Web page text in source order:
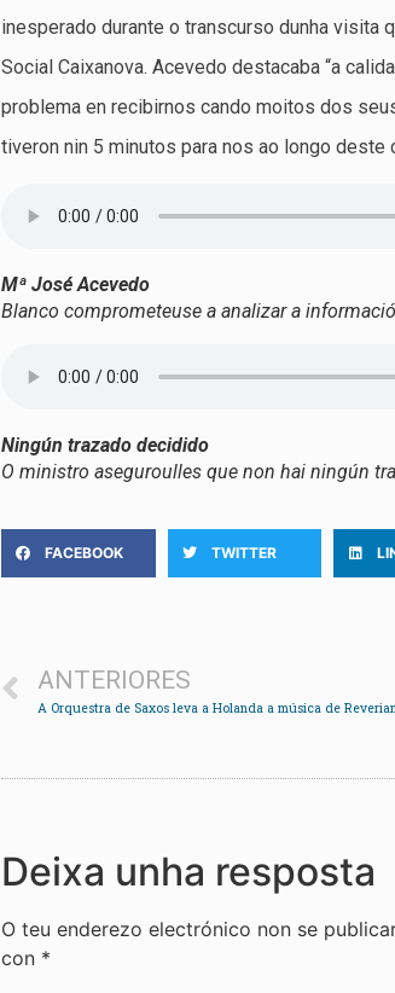
inesperado durante o transcurso dunha visita
Social Caixanova. Acevedo destacaba “a
problema en recibirnos cando moitos dos
tiveron nin 5 minutos para nos ao longo deste
Mª José Acevedo
Blanco comprometeuse a analizar a
Ningún trazado decidido
O ministro aseguroulles que non hai ningún
FACEBOOK TWITTER
ANTERIORES
Deixa unha resposta
O teu enderezo electrónico non se
con *